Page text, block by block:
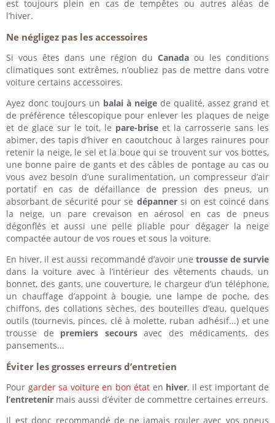
est toujours plein en cas de tempêtes ou autres aléas de
l’hiver.
Ne négligez pas les accessoires
Si vous êtes dans une région du Canada ou les conditions
climatiques sont extrêmes, n’oubliez pas de mettre dans votre
voiture certains accessoires.
Ayez donc toujours un balai à neige de qualité, assez grand et
de préférence télescopique pour enlever les plaques de neige
et de glace sur le toit, le pare-brise et la carrosserie sans les
abimer, des tapis d’hiver en caoutchouc à larges rainures pour
retenir la neige, le sel et la boue qui se trouvent sur vos bottes,
une bonne paire de gants et des câbles de pontage au cas ou
vous avez besoin d’une suralimentation, un compresseur d’air
portatif en cas de défaillance de pression des pneus, un
absorbant de sécurité pour se dépannersi on est coincé dans
la neige, un pare crevaison en aérosol en cas de pneus
dégonflés et aussi une pelle pliable pour dégager la neige
compactée autour de vos roues et sous la voiture.
En hiver, il est aussi recommandé d’avoir une trousse de survie
dans la voiture avec à l’intérieur des vêtements chauds, un
bonnet, des gants, une couverture, le chargeur d’un téléphone,
un chauffage d’appoint à bougie, une lampe de poche, des
chiffons, des collations sèches, des bouteilles d’eau, quelques
outils (tournevis, pinces, clé à molette, ruban adhésif...) et une
trousse de premiers secoursavec des médicaments, des
pansements...
Éviter les grosses erreurs d’entretien
Pour garder sa voiture en bon état en hiver, il est important de
l’entretenir mais aussi d’éviter de commettre certaines erreurs.
Il est donc recommandé de ne jamais rouler avec vos pneus